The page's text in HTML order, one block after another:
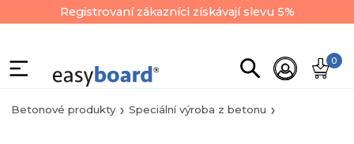
Registrovaní zákazníci získávají slevu 5%
0
Betonové produkty Speciální výroba z betonu